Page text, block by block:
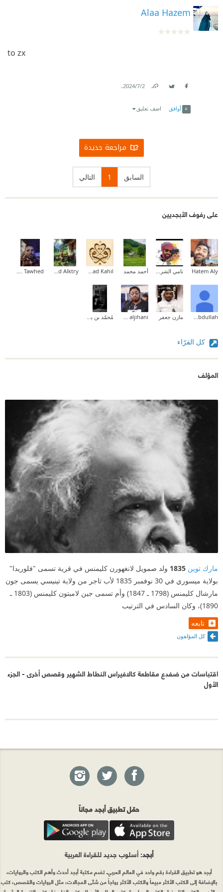
Alaa Hazem
to zx
2‏/7‏/2024
.
أوافق اضف تعليق
مراجعة جديدة
السابق 1 التالي
على رفوف الأبجديين
Hatem Aly نامي الشريف ✨ أحمد محمد Fouad Kahil
Ahmed Alktry
MhmOud A. Tawhed
Saad Abdullah مازن جعفر mahammad aljihani مُحمّد بن يحيىٰ الرفاعي الأُمّي
كل القرّاء
المؤلف
مارك توين 1835 ولد صمويل لانغهورن كليمنس في قرية تسمى "فلوريدا"
بولاية ميسوري في 30 نوفمبر 1835 لأب تاجر من ولاية تينيسي يسمى جون
مارشال كليمنس (1798 ـ 1847) وأم تسمى جين لامبتون كليمنس (1803 ـ
1890)، وكان السادس في الترتيب
تابعه
كل المؤلفون
اقتباسات من ضفدع مقاطعة كالافيراس النطاط الشهير وقصص أخرى - الجزء
الأول
حمّل تطبيق أبجد مجاناً
أبجد: أسلوب جديد للقراءة العربية
أبجد هو تطبيق القراءة رقم واحد في العالم العربي. تضم مكتبة أبجد أحدث وأهم الكتب والروايات،
بالإضافة إلى الكتب الأكثر مبيعاً والكتب الأكثر رواجاً من شتّى المجالات، مثل الروايات والقصص، كتب